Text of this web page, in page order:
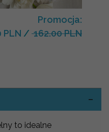
Promocja:
PLN / 162.00 PLN
to idealne